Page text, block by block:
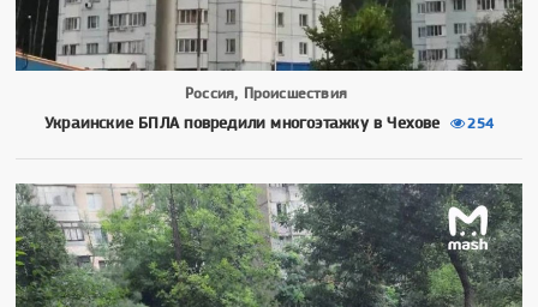
Россия, Происшествия
Украинские БПЛА повредили многоэтажку в Чехове 254